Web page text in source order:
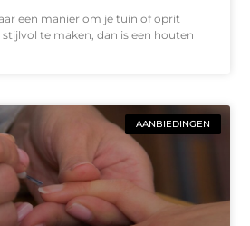
een manier om je tuin of oprit
te maken, dan is een houten
AANBIEDINGEN